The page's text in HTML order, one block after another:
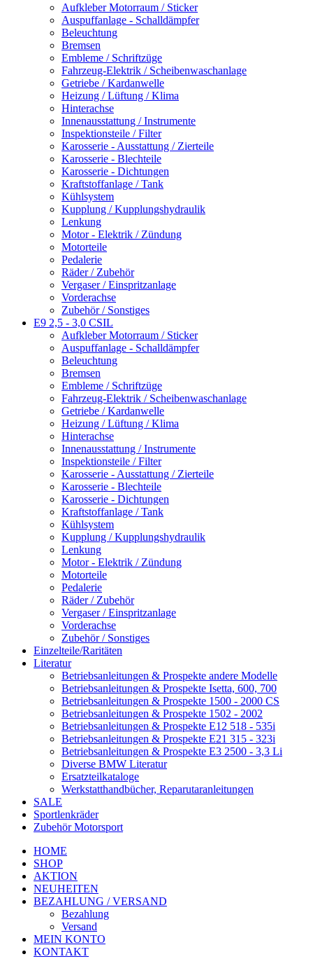
Aufkleber Motorraum / Sticker
Auspuffanlage - Schalldämpfer
Beleuchtung
Bremsen
Embleme / Schriftzüge
Fahrzeug-Elektrik / Scheibenwaschanlage
Getriebe / Kardanwelle
Heizung / Lüftung / Klima
Hinterachse
Innenausstattung / Instrumente
Inspektionsteile / Filter
Karosserie - Ausstattung / Zierteile
Karosserie - Blechteile
Karosserie - Dichtungen
Kraftstoffanlage / Tank
Kühlsystem
Kupplung / Kupplungshydraulik
Lenkung
Motor - Elektrik / Zündung
Motorteile
Pedalerie
Räder / Zubehör
Vergaser / Einspritzanlage
Vorderachse
Zubehör / Sonstiges
E9 2,5 - 3,0 CSIL
Aufkleber Motorraum / Sticker
Auspuffanlage - Schalldämpfer
Beleuchtung
Bremsen
Embleme / Schriftzüge
Fahrzeug-Elektrik / Scheibenwaschanlage
Getriebe / Kardanwelle
Heizung / Lüftung / Klima
Hinterachse
Innenausstattung / Instrumente
Inspektionsteile / Filter
Karosserie - Ausstattung / Zierteile
Karosserie - Blechteile
Karosserie - Dichtungen
Kraftstoffanlage / Tank
Kühlsystem
Kupplung / Kupplungshydraulik
Lenkung
Motor - Elektrik / Zündung
Motorteile
Pedalerie
Räder / Zubehör
Vergaser / Einspritzanlage
Vorderachse
Zubehör / Sonstiges
Einzelteile/Raritäten
Literatur
Betriebsanleitungen & Prospekte andere Modelle
Betriebsanleitungen & Prospekte Isetta, 600, 700
Betriebsanleitungen & Prospekte 1500 - 2000 CS
Betriebsanleitungen & Prospekte 1502 - 2002
Betriebsanleitungen & Prospekte E12 518 - 535i
Betriebsanleitungen & Prospekte E21 315 - 323i
Betriebsanleitungen & Prospekte E3 2500 - 3,3 Li
Diverse BMW Literatur
Ersatzteilkataloge
Werkstatthandbücher, Reparutaranleitungen
SALE
Sportlenkräder
Zubehör Motorsport
HOME
SHOP
AKTION
NEUHEITEN
BEZAHLUNG / VERSAND
Bezahlung
Versand
MEIN KONTO
KONTAKT